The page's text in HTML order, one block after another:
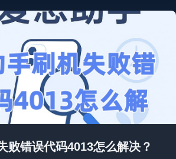
败错误代码4013怎么解决？